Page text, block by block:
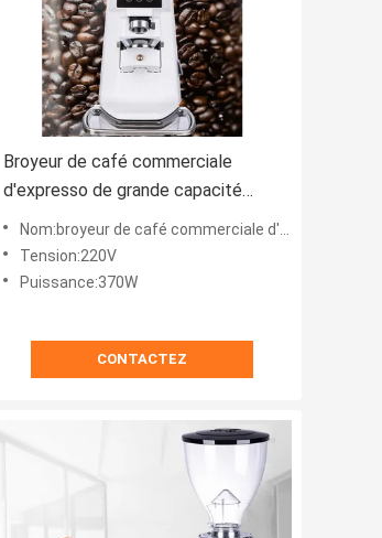
Broyeur de café commerciale
d'expresso de grande capacité
Touch Screen Bean Grinder
Nom:broyeur de café commerciale d'expresso
Tension:220V
Puissance:370W
CONTACTEZ